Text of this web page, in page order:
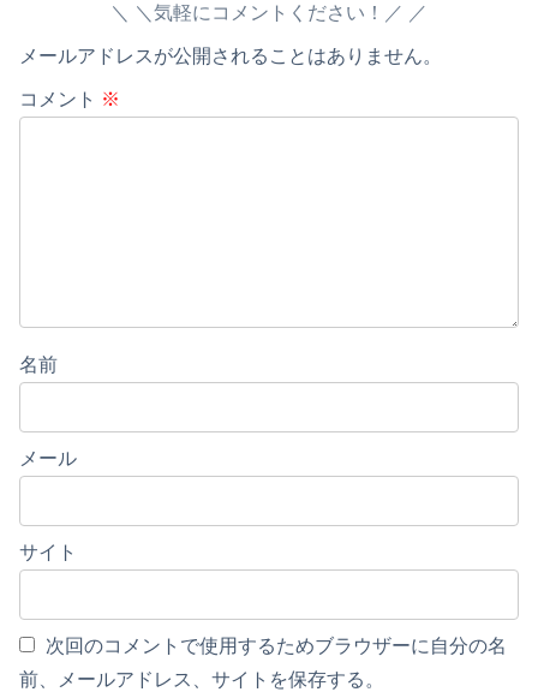
＼気軽にコメントください！／
メールアドレスが公開されることはありません。
コメント ※
名前
メール
サイト
次回のコメントで使用するためブラウザーに自分の名
前、メールアドレス、サイトを保存する。